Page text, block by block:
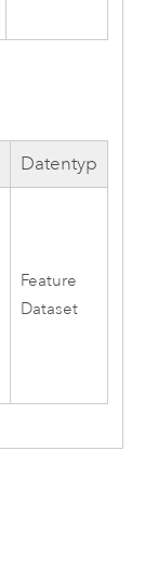
Datentyp
Feature
Dataset